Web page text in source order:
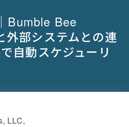
Bumble Bee
外部システムとの連
自動スケジューリ
LLC,